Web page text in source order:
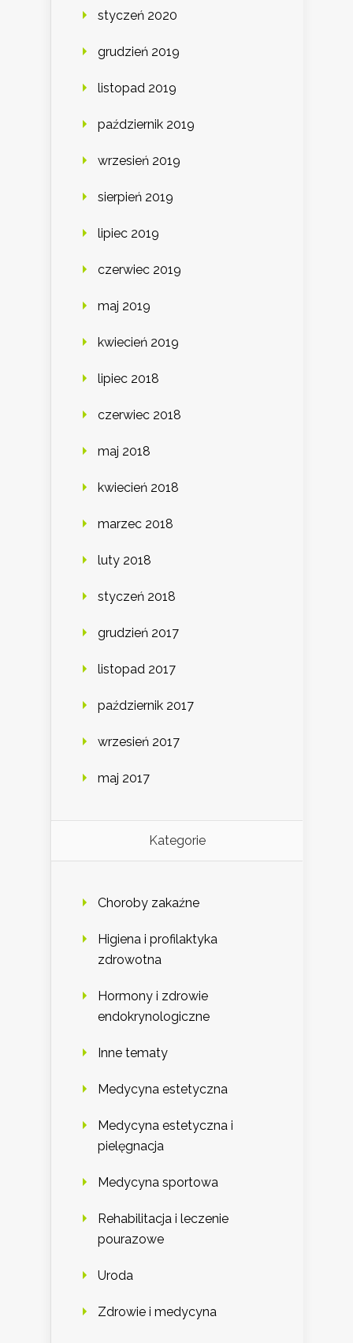
styczeń 2020
grudzień 2019
listopad 2019
październik 2019
wrzesień 2019
sierpień 2019
lipiec 2019
czerwiec 2019
maj 2019
kwiecień 2019
lipiec 2018
czerwiec 2018
maj 2018
kwiecień 2018
marzec 2018
luty 2018
styczeń 2018
grudzień 2017
listopad 2017
październik 2017
wrzesień 2017
maj 2017
Kategorie
Choroby zakaźne
Higiena i profilaktyka
zdrowotna
Hormony i zdrowie
endokrynologiczne
Inne tematy
Medycyna estetyczna
Medycyna estetyczna i
pielęgnacja
Medycyna sportowa
Rehabilitacja i leczenie
pourazowe
Uroda
Zdrowie i medycyna